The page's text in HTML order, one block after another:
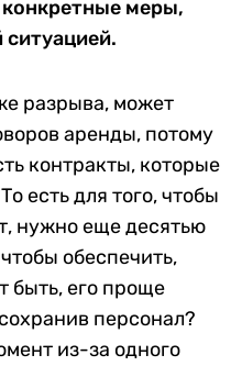
меры,
разрыва, может
аренды, потому
контракты, которые
есть для того, чтобы
нужно еще десятью
обеспечить,
быть, его проще
персонал?
из-за одного